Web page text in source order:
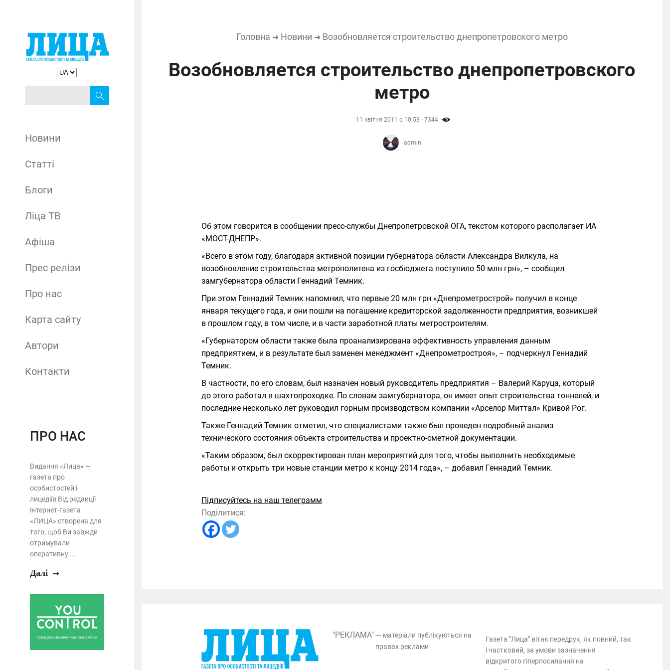
Новини
Статті
Блоги
Ліца ТВ
Афіша
Прес релізи
Про нас
Карта сайту
Автори
Контакти
ПРО НАС
Видання «Лица» —
газета про
особистостей і
лицедіїв Від редакції
Інтернет-газета
«ЛИЦА» створена для
того, щоб Ви завжди
отримували
оперативну ...
Далі
Головна ➜ Новини ➜ Возобновляется строительство днепропетровского метро
Возобновляется строительство днепропетровского
метро
11 квітня 2011 о 10:53 - 7344
admin
Об этом говорится в сообщении пресс-службы Днепропетровской ОГА, текстом которого располагает ИА
«МОСТ-ДНЕПР».
«Всего в этом году, благодаря активной позиции губернатора области Александра Вилкула, на
возобновление строительства метрополитена из госбюджета поступило 50 млн грн», – сообщил
замгубернатора области Геннадий Темник.
При этом Геннадий Темник напомнил, что первые 20 млн грн «Днепрометрострой» получил в конце
января текущего года, и они пошли на погашение кредиторской задолженности предприятия, возникшей
в прошлом году, в том числе, и в части заработной платы метростроителям.
«Губернатором области также была проанализирована эффективность управления данным
предприятием, и в результате был заменен менеджмент «Днепрометростроя», – подчеркнул Геннадий
Темник.
В частности, по его словам, был назначен новый руководитель предприятия – Валерий Каруца, который
до этого работал в шахтопроходке. По словам замгубернатора, он имеет опыт строительства тоннелей, и
последние несколько лет руководил горным производством компании «Арселор Миттал» Кривой Рог.
Также Геннадий Темник отметил, что специалистами также был проведен подробный анализ
технического состояния объекта строительства и проектно-сметной документации.
«Таким образом, был скорректирован план мероприятий для того, чтобы выполнить необходимые
работы и открыть три новые станции метро к концу 2014 года», – добавил Геннадий Темник.
Підписуйтесь на наш телеграмм
Поділитися:
"РЕКЛАМА" — матеріали публікуються на
правах реклами
Газета "Лица" вітає передрук, як повний, так
і частковий, за умови зазначення
відкритого гіперпосилання на